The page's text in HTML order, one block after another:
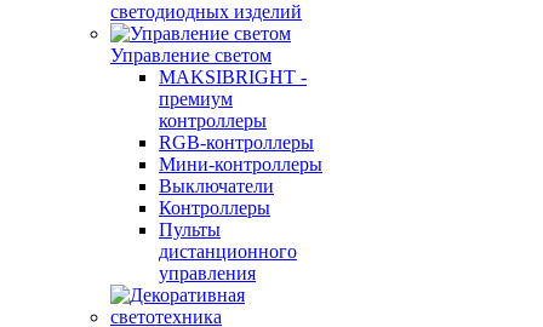
светодиодных изделий
Управление светом
MAKSIBRIGHT -
премиум
контроллеры
RGB-контроллеры
Мини-контроллеры
Выключатели
Контроллеры
Пульты
дистанционного
управления